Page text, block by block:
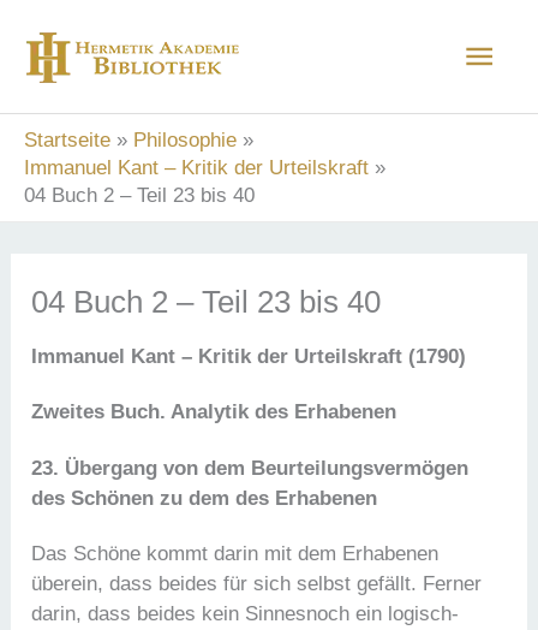
Inhalt
springen
Startseite
Philosophie
Immanuel Kant – Kritik der Urteilskraft
04 Buch 2 – Teil 23 bis 40
04 Buch 2 – Teil 23 bis 40
Immanuel Kant – Kritik der Urteilskraft (1790)
Zweites Buch. Analytik des Erhabenen
23. Übergang von dem Beurteilungsvermögen
des Schönen zu dem des Erhabenen
Das Schöne kommt darin mit dem Erhabenen
überein, dass beides für sich selbst gefällt. Ferner
darin, dass beides kein Sinnesnoch ein logisch-